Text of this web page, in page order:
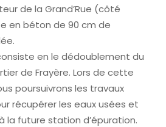
de la Grand’Rue (côté
en béton de 90 cm de
en le dédoublement du
de Frayère. Lors de cette
poursuivrons les travaux
récupérer les eaux usées et
la future station d’épuration.